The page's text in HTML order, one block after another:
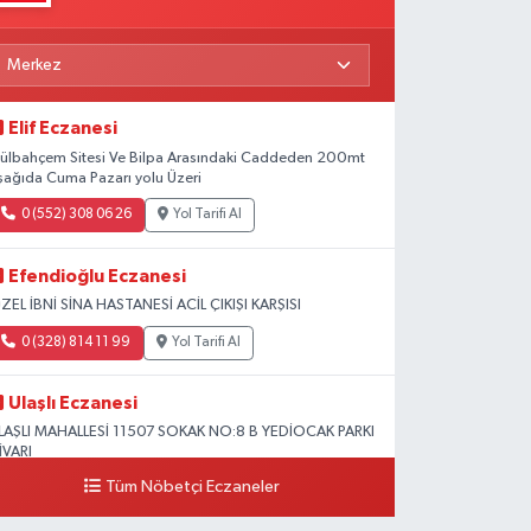
Elif Eczanesi
Sitesi Ve Bilpa Arasındaki Caddeden 200mt
Cuma Pazarı yolu Üzeri
0 (552) 308 06 26 Yol Tarifi Al
Efendioğlu Eczanesi
İBNİ SİNA HASTANESİ ACİL ÇIKIŞI KARŞISI
0 (328) 814 11 99 Yol Tarifi Al
Ulaşlı Eczanesi
MAHALLESİ 11507 SOKAK NO:8 B YEDİOCAK PARKI
0 (546) 158 81 80 Yol Tarifi Al
Tüm Nöbetçi Eczaneler